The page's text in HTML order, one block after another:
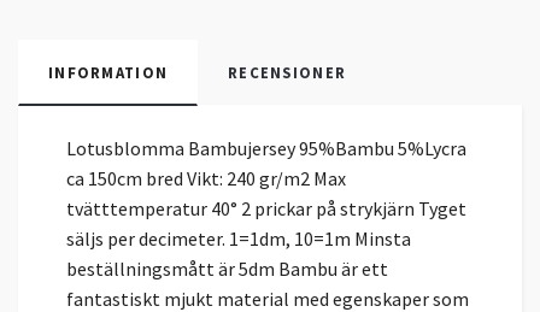
INFORMATION RECENSIONER
Lotusblomma Bambujersey 95%Bambu 5%Lycra
ca 150cm bred Vikt: 240 gr/m2 Max
tvätttemperatur 40° 2 prickar på strykjärn Tyget
säljs per decimeter. 1=1dm, 10=1m Minsta
beställningsmått är 5dm Bambu är ett
fantastiskt mjukt material med egenskaper som